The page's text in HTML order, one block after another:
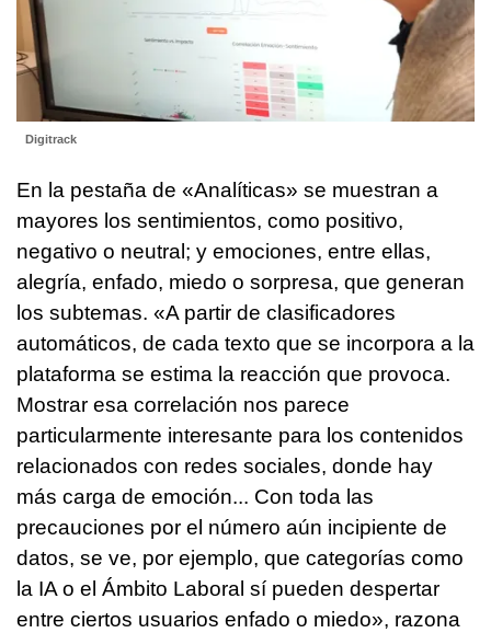
Digitrack
En la pestaña de «Analíticas» se muestran a
mayores los sentimientos, como positivo,
negativo o neutral; y emociones, entre ellas,
alegría, enfado, miedo o sorpresa, que generan
los subtemas. «A partir de clasificadores
automáticos, de cada texto que se incorpora a la
plataforma se estima la reacción que provoca.
Mostrar esa correlación nos parece
particularmente interesante para los contenidos
relacionados con redes sociales, donde hay
más carga de emoción... Con toda las
precauciones por el número aún incipiente de
datos, se ve, por ejemplo, que categorías como
la IA o el Ámbito Laboral sí pueden despertar
entre ciertos usuarios enfado o miedo», razona